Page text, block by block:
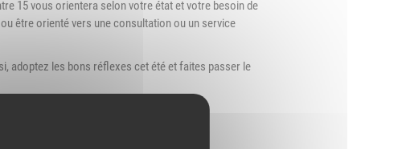
15 vous orientera selon votre état et votre besoin de
être orienté vers une consultation ou un service
adoptez les bons réflexes cet été et faites passer le